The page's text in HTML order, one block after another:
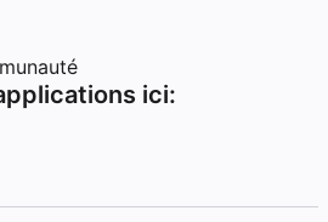
ici: